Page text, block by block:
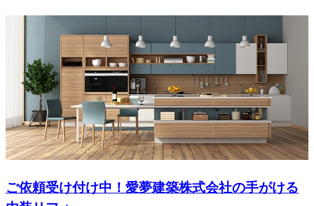
ご依頼受け付け中！愛夢建築株式会社の手がける